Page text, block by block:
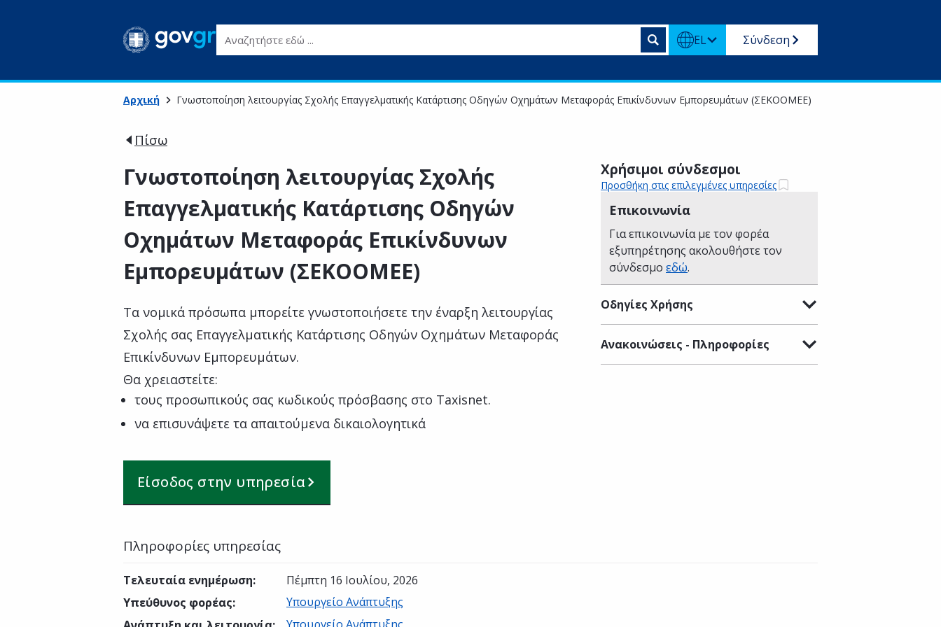
Αναζητήστε εδώ ... EL Σύνδεση
Αρχική Γνωστοποίηση λειτουργίας Σχολής Επαγγελματικής Κατάρτισης Οδηγών Οχημάτων Μεταφοράς Επικίνδυνων Εμπορευμάτων (ΣΕΚΟΟΜΕΕ)
Πίσω
Γνωστοποίηση λειτουργίας Σχολής
Επαγγελματικής Κατάρτισης Οδηγών
Οχημάτων Μεταφοράς Επικίνδυνων
Εμπορευμάτων (ΣΕΚΟΟΜΕΕ)
Τα νομικά πρόσωπα μπορείτε γνωστοποιήσετε την έναρξη λειτουργίας
Σχολής σας Επαγγελματικής Κατάρτισης Οδηγών Οχημάτων Μεταφοράς
Επικίνδυνων Εμπορευμάτων.
Θα χρειαστείτε:
τους προσωπικούς σας κωδικούς πρόσβασης στο Taxisnet.
να επισυνάψετε τα απαιτούμενα δικαιολογητικά
Είσοδος στην υπηρεσία
Χρήσιμοι σύνδεσμοι
Προσθήκη στις επιλεγμένες υπηρεσίες
Επικοινωνία
Για επικοινωνία με τον φορέα
εξυπηρέτησης ακολουθήστε τον
σύνδεσμο εδώ.
Οδηγίες Χρήσης
Ανακοινώσεις - Πληροφορίες
Πληροφορίες υπηρεσίας
Τελευταία ενημέρωση:
Πέμπτη 16 Ιουλίου, 2026
Υπεύθυνος φορέας:
Υπουργείο Ανάπτυξης